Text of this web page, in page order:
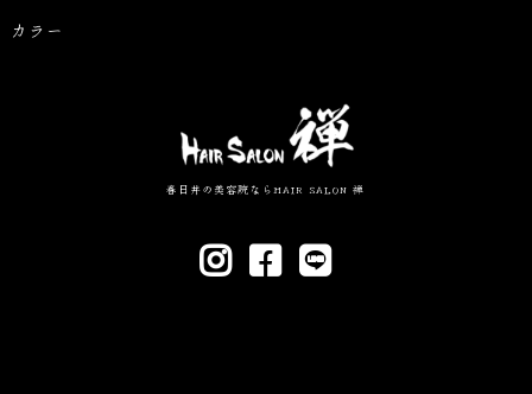
カラー
春日井の美容院ならHAIR SALON 禅